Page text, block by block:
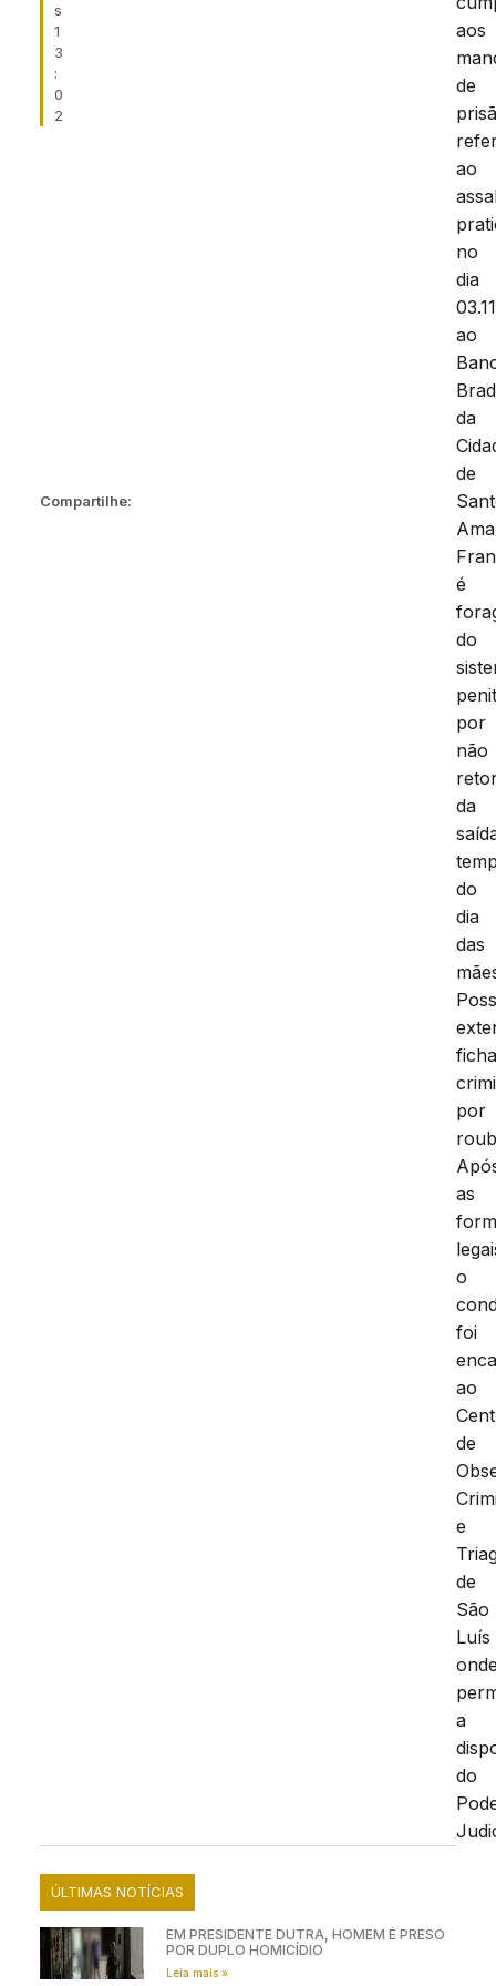
s
1
3
:
0
2
Compartilhe:
aos
de
ao
no
dia
ao
da
de
é
do
por
não
da
do
dia
das
por
as
o
foi
ao
de
e
de
São
Luís
a
do
ÚLTIMAS NOTÍCIAS
EM PRESIDENTE DUTRA, HOMEM É PRESO
POR DUPLO HOMICÍDIO
Leia mais »